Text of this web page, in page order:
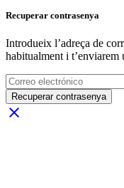
Recuperar contrasenya
Introdueix l’adreça de
habitualment i t’enviarem
Recuperar contrasenya
close